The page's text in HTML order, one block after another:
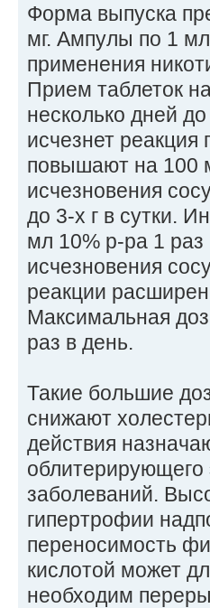
Форма выпуска
мг. Ампулы по 1
применения
Прием таблеток
несколько дней
исчезнет реакция
повышают на 100
исчезновения
до 3-х г в сутки.
мл 10% р-ра 1
исчезновения
реакции
Максимальная
раз в день.
Такие большие
снижают
действия
облитерирующего
заболеваний.
гипертрофии
переносимость
кислотой может
необходим